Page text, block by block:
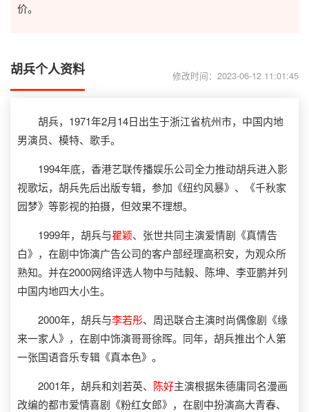
价。
胡兵个人资料 修改时间：2023-06-12 11:01:45
胡兵，1971年2月14日出生于浙江省杭州市，中国内地
男演员、模特、歌手。
1994年底，香港艺联传播娱乐公司全力推动胡兵进入影
视歌坛，胡兵先后出版专辑，参加《纽约风暴》、《千秋家
园梦》等影视的拍摄，但效果不理想。
1999年，胡兵与瞿颖、张世共同主演爱情剧《真情告
白》，在剧中饰演广告公司的客户部经理高积安，为观众所
熟知。并在2000网络评选人物中与陆毅、陈坤、李亚鹏并列
中国内地四大小生。
2000年，胡兵与李若彤、周迅联合主演时尚偶像剧《缘
来一家人》，在剧中饰演哥哥徐晖。同年，胡兵推出个人第
一张国语音乐专辑《真本色》。
2001年，胡兵和刘若英、 陈好主演根据朱德庸同名漫画
改编的都市爱情喜剧《粉红女郎》，在剧中扮演高大青春、